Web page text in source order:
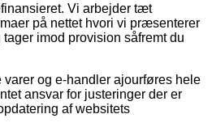
Vi arbejder tæt
på nettet hvori vi præsenterer
imod provision såfremt du
varer og e-handler ajourføres hele
ansvar for justeringer der er
af websitets